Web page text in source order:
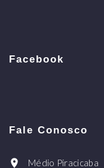
Facebook
Fale Conosco
Médio Piracicaba